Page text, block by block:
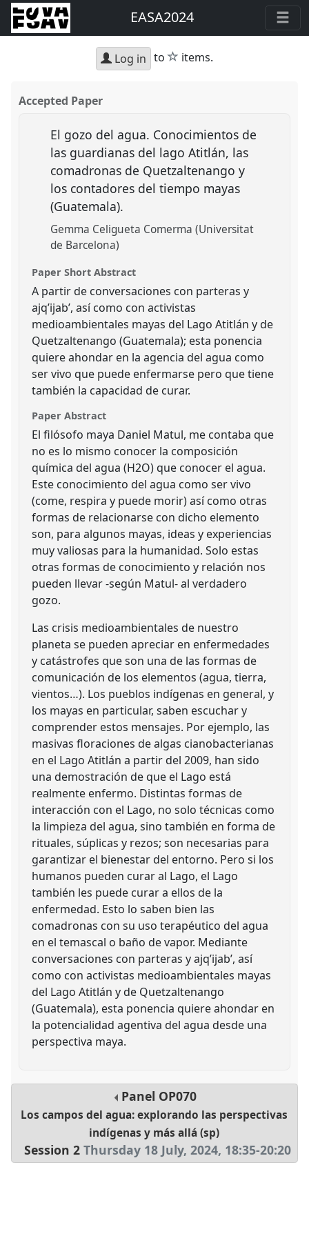
EASA2024
Log in to star
items.
Accepted Paper
El gozo del agua. Conocimientos de
las guardianas del lago Atitlán, las
comadronas de Quetzaltenango y
los contadores del tiempo mayas
(Guatemala).
Gemma Celigueta Comerma (Universitat
de Barcelona)
Paper Short Abstract
A partir de conversaciones con parteras y
ajq’ijab’, así como con activistas
medioambientales mayas del Lago Atitlán y de
Quetzaltenango (Guatemala); esta ponencia
quiere ahondar en la agencia del agua como
ser vivo que puede enfermarse pero que tiene
también la capacidad de curar.
Paper Abstract
El filósofo maya Daniel Matul, me contaba que
no es lo mismo conocer la composición
química del agua (H2O) que conocer el agua.
Este conocimiento del agua como ser vivo
(come, respira y puede morir) así como otras
formas de relacionarse con dicho elemento
son, para algunos mayas, ideas y experiencias
muy valiosas para la humanidad. Solo estas
otras formas de conocimiento y relación nos
pueden llevar -según Matul- al verdadero
gozo.
Las crisis medioambientales de nuestro
planeta se pueden apreciar en enfermedades
y catástrofes que son una de las formas de
comunicación de los elementos (agua, tierra,
vientos…). Los pueblos indígenas en general, y
los mayas en particular, saben escuchar y
comprender estos mensajes. Por ejemplo, las
masivas floraciones de algas cianobacterianas
en el Lago Atitlán a partir del 2009, han sido
una demostración de que el Lago está
realmente enfermo. Distintas formas de
interacción con el Lago, no solo técnicas como
la limpieza del agua, sino también en forma de
rituales, súplicas y rezos; son necesarias para
garantizar el bienestar del entorno. Pero si los
humanos pueden curar al Lago, el Lago
también les puede curar a ellos de la
enfermedad. Esto lo saben bien las
comadronas con su uso terapéutico del agua
en el temascal o baño de vapor. Mediante
conversaciones con parteras y ajq’ijab’, así
como con activistas medioambientales mayas
del Lago Atitlán y de Quetzaltenango
(Guatemala), esta ponencia quiere ahondar en
la potencialidad agentiva del agua desde una
perspectiva maya.
Panel OP070
Los campos del agua: explorando las perspectivas
indígenas y más allá (sp)
Session 2 Thursday 18 July, 2024, 18:35-20:20